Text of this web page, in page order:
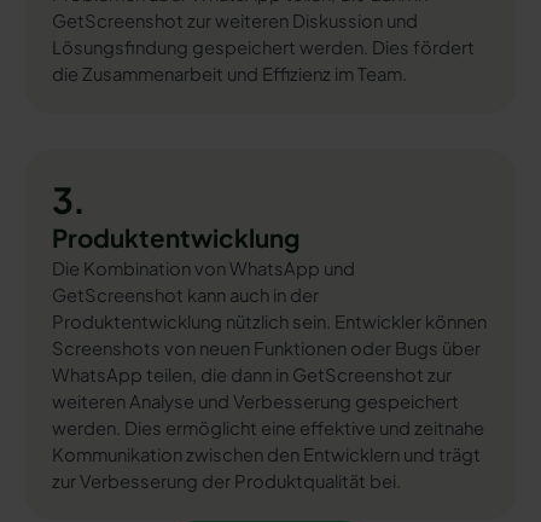
GetScreenshot zur weiteren Diskussion und
Lösungsfindung gespeichert werden. Dies fördert
die Zusammenarbeit und Effizienz im Team.
3.
Produktentwicklung
Die Kombination von WhatsApp und
GetScreenshot kann auch in der
Produktentwicklung nützlich sein. Entwickler können
Screenshots von neuen Funktionen oder Bugs über
WhatsApp teilen, die dann in GetScreenshot zur
weiteren Analyse und Verbesserung gespeichert
werden. Dies ermöglicht eine effektive und zeitnahe
Kommunikation zwischen den Entwicklern und trägt
zur Verbesserung der Produktqualität bei.